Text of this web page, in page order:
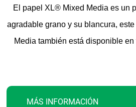
El papel XL® Mixed Media es un
agradable grano y su blancura,
Media también está disponible
MÁS INFORMACIÓN